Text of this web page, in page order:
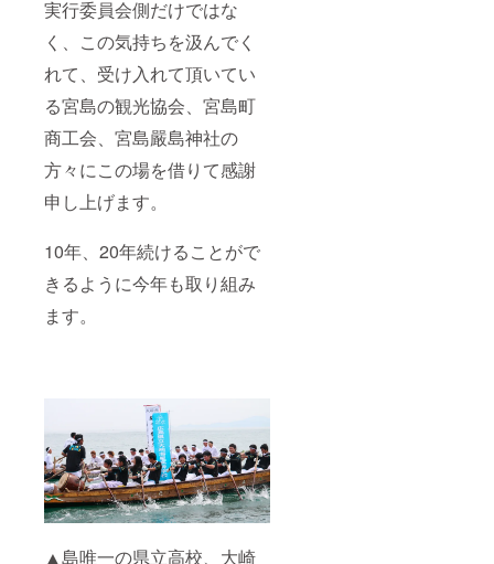
実行委員会側だけではな
く、この気持ちを汲んでく
れて、受け入れて頂いてい
る宮島の観光協会、宮島町
商工会、宮島嚴島神社の
方々にこの場を借りて感謝
申し上げます。
10年、20年続けることがで
きるように今年も取り組み
ます。
▲島唯一の県立高校、大崎